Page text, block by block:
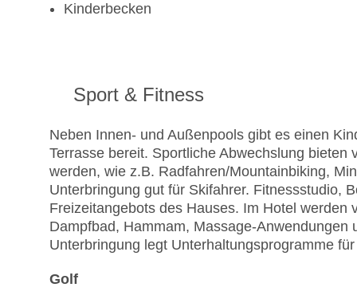
Kinderbecken
Sport & Fitness
Neben Innen- und Außenpools gibt es einen
Terrasse bereit. Sportliche Abwechslung
werden, wie z.B. Radfahren/Mountainbiking,
Unterbringung gut für Skifahrer. Fitnessstudio,
Freizeitangebots des Hauses. Im Hotel
Dampfbad, Hammam, Massage-
Unterbringung legt Unterhaltungsprogramme
Golf